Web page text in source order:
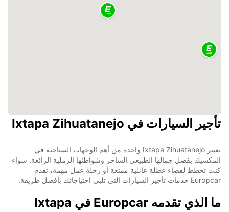
تأجير السيارات في Ixtapa Zihuatanejo
تعتبر Ixtapa Zihuatanejo واحدة من أهم الوجهات السياحية في
المكسيك بفضل جمالها الطبيعي الساحر وشواطئها الرملية الرائعة. سواء
كنت تخطط لقضاء عطلة عائلية ممتعة أو رحلة عمل مهمة، تقدم
Europcar خدمات تأجير السيارات التي تلبي احتياجاتك بأفضل طريقة.
ما الذي تقدمه Europcar في Ixtapa